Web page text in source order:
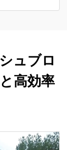
ュブロ
高効率